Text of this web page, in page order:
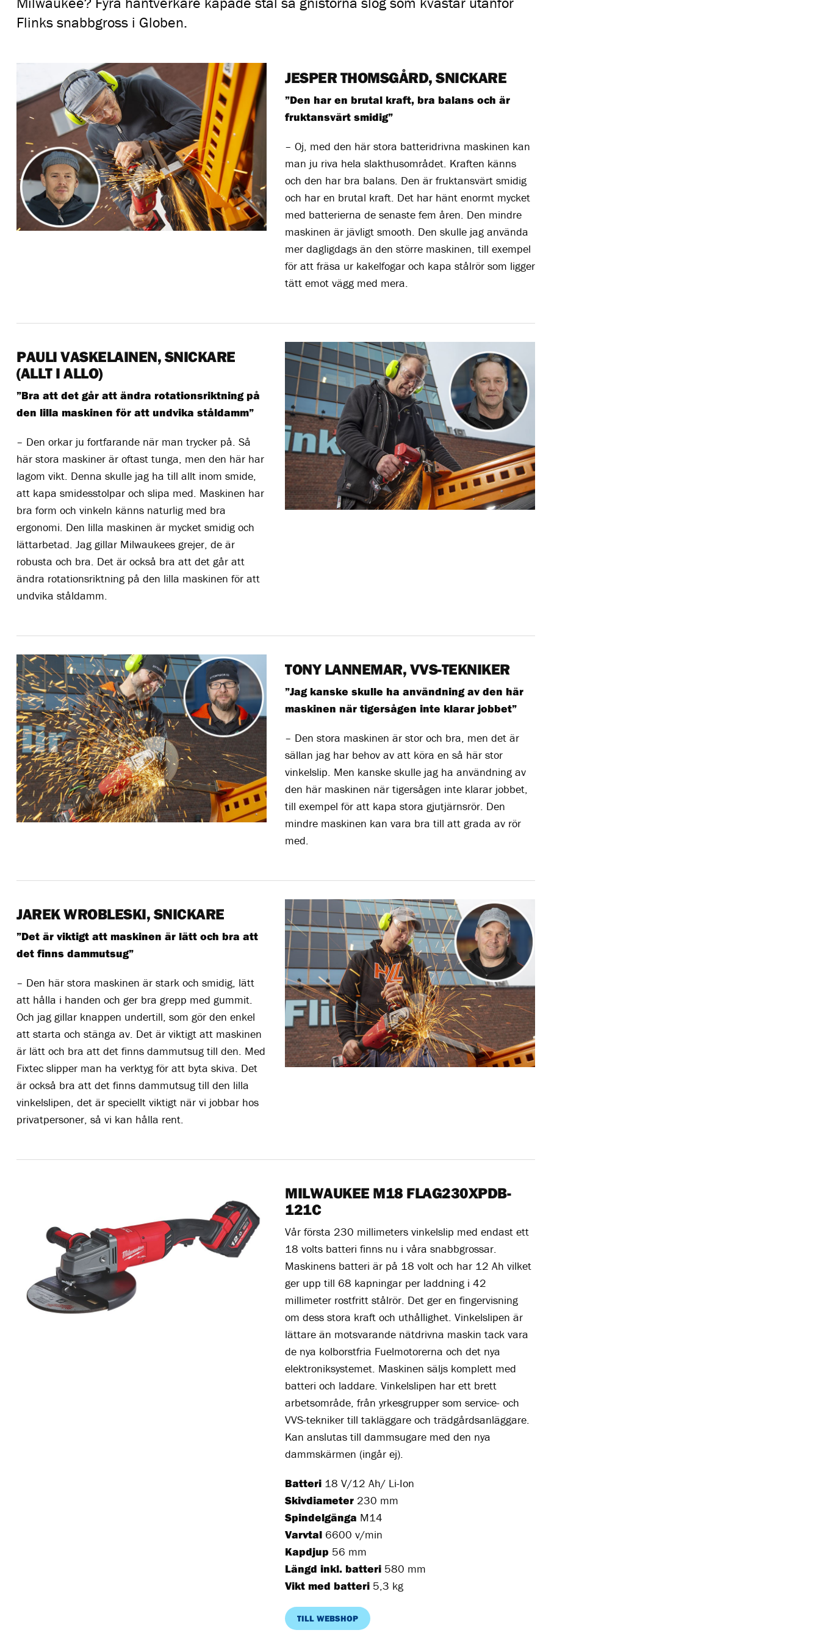
Flinks snabbgross i Globen.
JESPER THOMSGÅRD, SNICKARE
”Den har en brutal kraft, bra balans och är
fruktansvärt smidig”
– Oj, med den här stora batteridrivna maskinen kan
man ju riva hela slakthusområdet. Kraften känns
och den har bra balans. Den är fruktansvärt smidig
och har en brutal kraft. Det har hänt enormt mycket
med batterierna de senaste fem åren. Den mindre
maskinen är jävligt smooth. Den skulle jag använda
mer dagligdags än den större maskinen, till exempel
för att fräsa ur kakelfogar och kapa stålrör som ligger
tätt emot vägg med mera.
PAULI VASKELAINEN, SNICKARE
(ALLT I ALLO)
”Bra att det går att ändra rotationsriktning på
den lilla maskinen för att undvika ståldamm”
– Den orkar ju fortfarande när man trycker på. Så
här stora maskiner är oftast tunga, men den här har
lagom vikt. Denna skulle jag ha till allt inom smide,
att kapa smidesstolpar och slipa med. Maskinen har
bra form och vinkeln känns naturlig med bra
ergonomi. Den lilla maskinen är mycket smidig och
lättarbetad. Jag gillar Milwaukees grejer, de är
robusta och bra. Det är också bra att det går att
ändra rotationsriktning på den lilla maskinen för att
undvika ståldamm.
TONY LANNEMAR, VVS-TEKNIKER
”Jag kanske skulle ha användning av den här
maskinen när tigersågen inte klarar jobbet”
– Den stora maskinen är stor och bra, men det är
sällan jag har behov av att köra en så här stor
vinkelslip. Men kanske skulle jag ha användning av
den här maskinen när tigersågen inte klarar jobbet,
till exempel för att kapa stora gjutjärnsrör. Den
mindre maskinen kan vara bra till att grada av rör
med.
JAREK WROBLESKI, SNICKARE
”Det är viktigt att maskinen är lätt och bra att
det finns dammutsug”
– Den här stora maskinen är stark och smidig, lätt
att hålla i handen och ger bra grepp med gummit.
Och jag gillar knappen undertill, som gör den enkel
att starta och stänga av. Det är viktigt att maskinen
är lätt och bra att det finns dammutsug till den. Med
Fixtec slipper man ha verktyg för att byta skiva. Det
är också bra att det finns dammutsug till den lilla
vinkelslipen, det är speciellt viktigt när vi jobbar hos
privatpersoner, så vi kan hålla rent.
MILWAUKEE M18 FLAG230XPDB-
121C
Vår första 230 millimeters vinkelslip med endast ett
18 volts batteri finns nu i våra snabbgrossar.
Maskinens batteri är på 18 volt och har 12 Ah vilket
ger upp till 68 kapningar per laddning i 42
millimeter rostfritt stålrör. Det ger en fingervisning
om dess stora kraft och uthållighet. Vinkelslipen är
lättare än motsvarande nätdrivna maskin tack vara
de nya kolborstfria Fuelmotorerna och det nya
elektroniksystemet. Maskinen säljs komplett med
batteri och laddare. Vinkelslipen har ett brett
arbetsområde, från yrkesgrupper som service- och
VVS-tekniker till takläggare och trädgårdsanläggare.
Kan anslutas till dammsugare med den nya
dammskärmen (ingår ej).
Batteri 18 V/12 Ah/ Li-Ion
Skivdiameter 230 mm
Spindelgänga M14
Varvtal 6600 v/min
Kapdjup 56 mm
Längd inkl. batteri 580 mm
Vikt med batteri 5,3 kg
TILL WEBSHOP